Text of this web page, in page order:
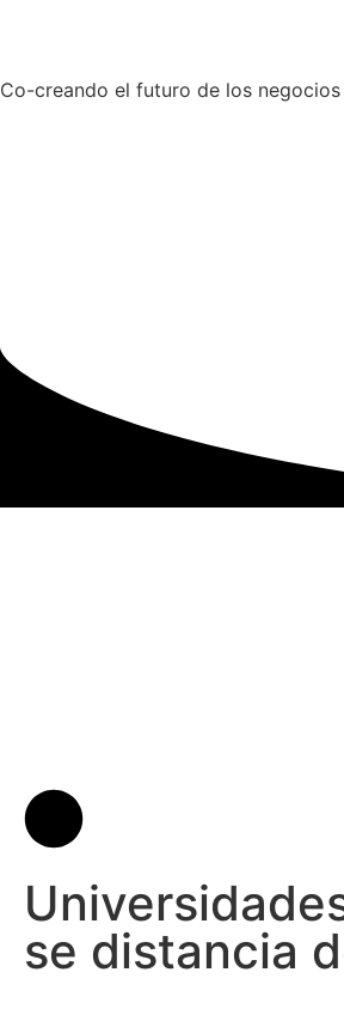
Co-creando el futuro de los negocios
se distancia